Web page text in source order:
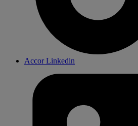
Accor Linkedin